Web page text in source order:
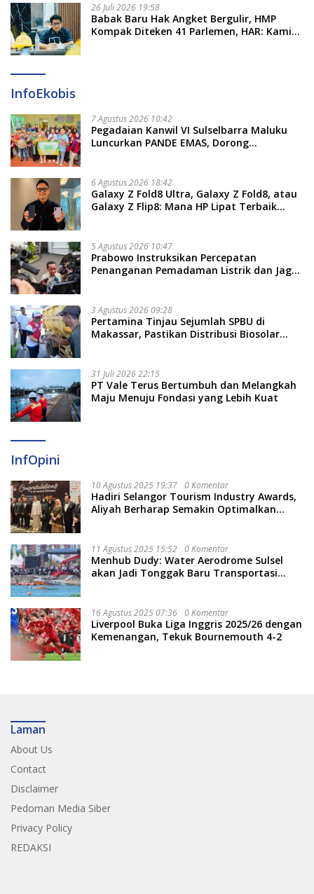
26 Juli 2026 19:58
​Babak Baru Hak Angket Bergulir, HMP
Kompak Diteken 41 Parlemen, HAR: Kami
InfoEkobis
7 Agustus 2026 10:42
Pegadaian Kanwil VI Sulselbarra Maluku
Luncurkan PANDE EMAS, Dorong
6 Agustus 2026 18:42
Galaxy Z Fold8 Ultra, Galaxy Z Fold8, atau
Galaxy Z Flip8: Mana HP Lipat Terbaik
5 Agustus 2026 10:47
Prabowo Instruksikan Percepatan
Penanganan Pemadaman Listrik dan Jaga
3 Agustus 2026 09:28
Pertamina Tinjau Sejumlah SPBU di
Makassar, Pastikan Distribusi Biosolar
31 Juli 2026 22:15
PT Vale Terus Bertumbuh dan Melangkah
Maju Menuju Fondasi yang Lebih Kuat
InfOpini
10 Agustus 2025 19:37 0 Komentar
Hadiri Selangor Tourism Industry Awards,
Aliyah Berharap Semakin Optimalkan
11 Agustus 2025 15:52 0 Komentar
Menhub Dudy: Water Aerodrome Sulsel
akan Jadi Tonggak Baru Transportasi
16 Agustus 2025 07:36 0 Komentar
Liverpool Buka Liga Inggris 2025/26 dengan
Kemenangan, Tekuk Bournemouth 4-2
Laman
About Us
Contact
Disclaimer
Pedoman Media Siber
Privacy Policy
REDAKSI